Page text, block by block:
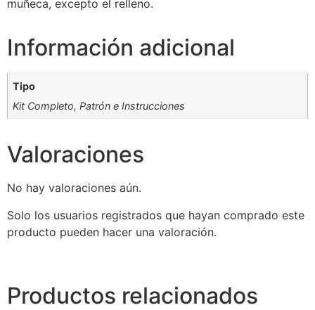
muñeca, excepto el relleno.
Información adicional
Tipo
Kit Completo, Patrón e Instrucciones
Valoraciones
No hay valoraciones aún.
Solo los usuarios registrados que hayan comprado este
producto pueden hacer una valoración.
Productos relacionados